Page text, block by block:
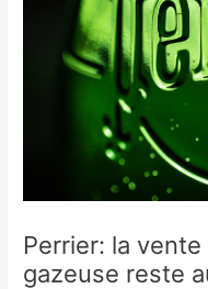
Perrier: la
gazeuse reste